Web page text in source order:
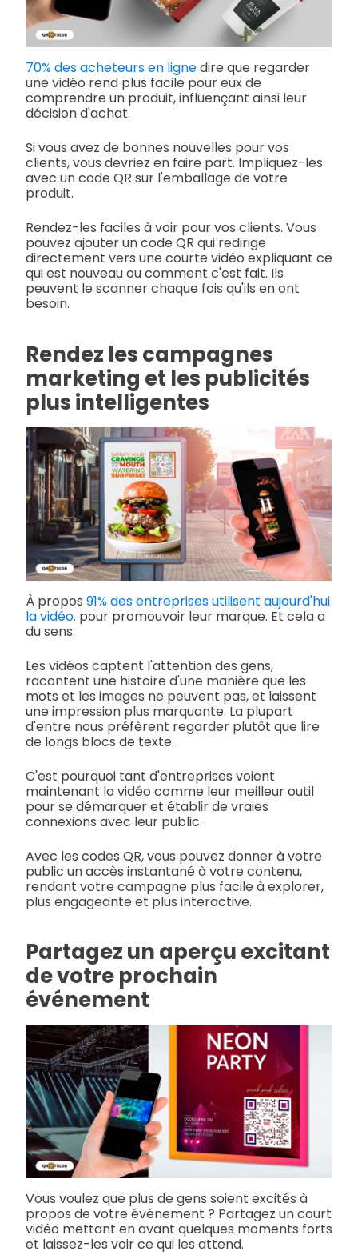
70% des acheteurs en lignedire que regarder
une vidéo rend plus facile pour eux de
comprendre un produit, influençant ainsi leur
décision d'achat.
Si vous avez de bonnes nouvelles pour vos
clients, vous devriez en faire part. Impliquez-les
avec un code QR sur l'emballage de votre
produit.
Rendez-les faciles à voir pour vos clients. Vous
pouvez ajouter un code QR qui redirige
directement vers une courte vidéo expliquant ce
qui est nouveau ou comment c'est fait. Ils
peuvent le scanner chaque fois qu'ils en ont
besoin.
Rendez les campagnes
marketing et les publicités
plus intelligentes
À propos 91% des entreprises utilisent aujourd'hui
la vidéo. pour promouvoir leur marque. Et cela a
du sens.
Les vidéos captent l'attention des gens,
racontent une histoire d'une manière que les
mots et les images ne peuvent pas, et laissent
une impression plus marquante. La plupart
d'entre nous préfèrent regarder plutôt que lire
de longs blocs de texte.
C'est pourquoi tant d'entreprises voient
maintenant la vidéo comme leur meilleur outil
pour se démarquer et établir de vraies
connexions avec leur public.
Avec les codes QR, vous pouvez donner à votre
public un accès instantané à votre contenu,
rendant votre campagne plus facile à explorer,
plus engageante et plus interactive.
Partagez un aperçu excitant
de votre prochain
événement
Vous voulez que plus de gens soient excités à
propos de votre événement ? Partagez un court
vidéo mettant en avant quelques moments forts
et laissez-les voir ce qui les attend.